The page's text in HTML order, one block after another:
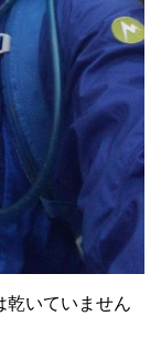
乾いていません